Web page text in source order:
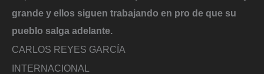
grande y ellos siguen trabajando en pro de que su
pueblo salga adelante.
CARLOS REYES GARCÍA
INTERNACIONAL